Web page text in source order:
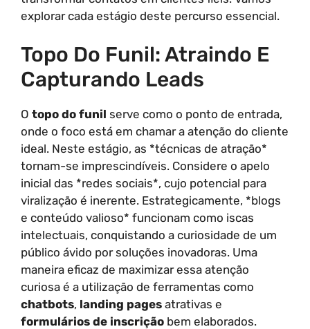
explorar cada estágio deste percurso essencial.
Topo Do Funil: Atraindo E
Capturando Leads
O topo do funil serve como o ponto de entrada,
onde o foco está em chamar a atenção do cliente
ideal. Neste estágio, as *técnicas de atração*
tornam-se imprescindíveis. Considere o apelo
inicial das *redes sociais*, cujo potencial para
viralização é inerente. Estrategicamente, *blogs
e conteúdo valioso* funcionam como iscas
intelectuais, conquistando a curiosidade de um
público ávido por soluções inovadoras. Uma
maneira eficaz de maximizar essa atenção
curiosa é a utilização de ferramentas como
chatbots, landing pages atrativas e
formulários de inscrição bem elaborados.